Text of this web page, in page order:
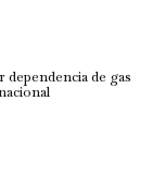
de gas